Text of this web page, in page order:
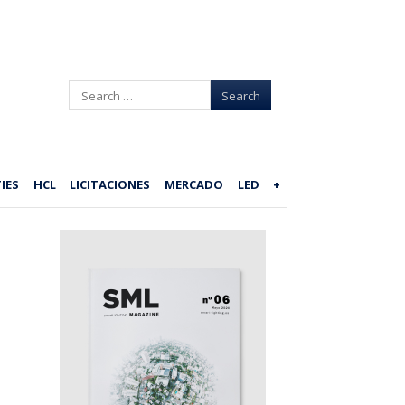
Search
HCL LICITACIONES MERCADO LED +